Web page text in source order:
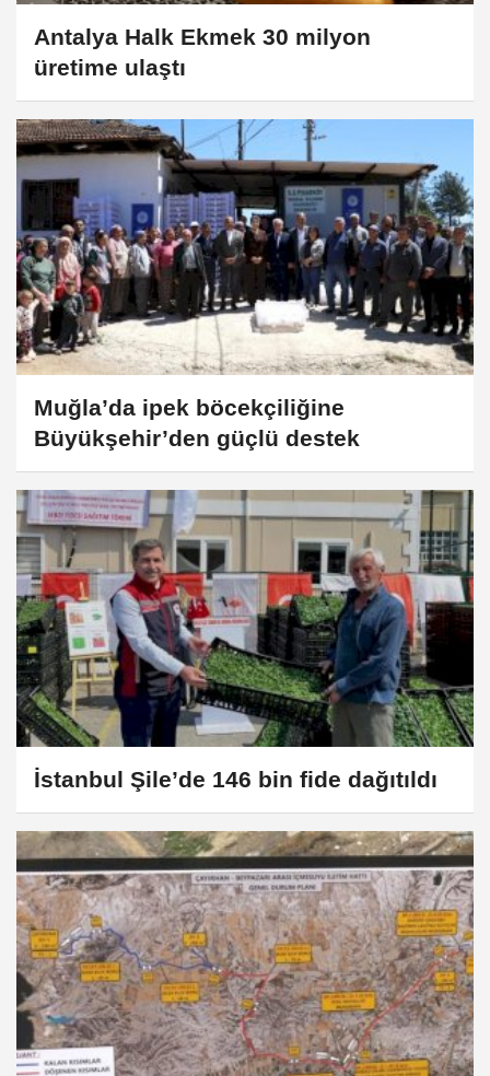
Antalya Halk Ekmek 30 milyon
üretime ulaştı
Muğla’da ipek böcekçiliğine
Büyükşehir’den güçlü destek
İstanbul Şile’de 146 bin fide dağıtıldı